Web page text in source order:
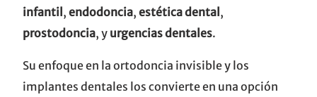
infantil , endodoncia, estética dental ,
prostodoncia, y urgencias dentales.
Su enfoque en la ortodoncia invisible y los
implantes dentales los convierte en una opción